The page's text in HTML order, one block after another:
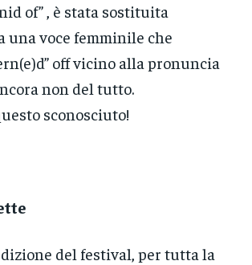
of” , è stata sostituita
una voce femminile che
off vicino alla pronuncia
non del tutto.
sconosciuto!
del festival, per tutta la